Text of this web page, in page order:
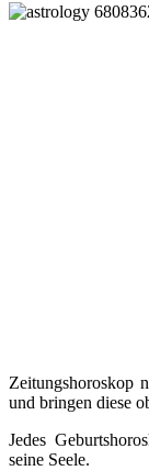
Zeitungshoroskop
und bringen diese
Jedes
seine Seele.